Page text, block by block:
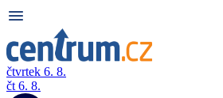
čtvrtek 6. 8.
čt 6. 8.